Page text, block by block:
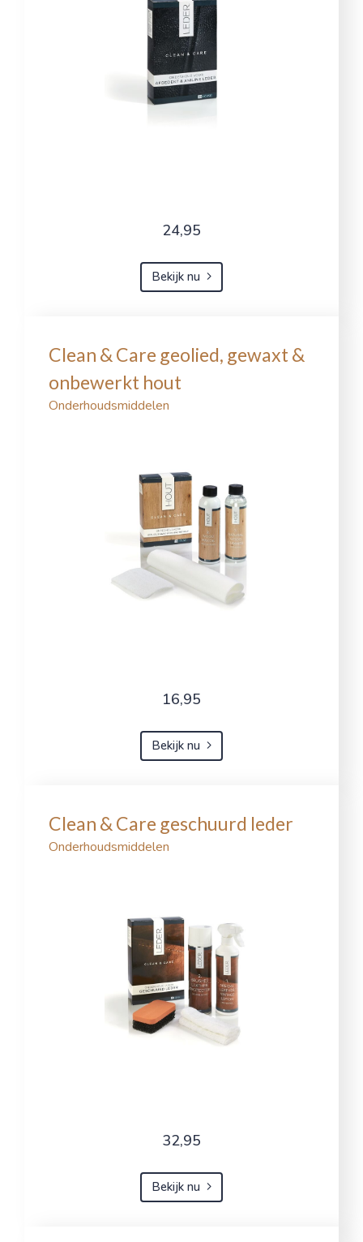
24,95
Bekijk nu
Clean & Care geolied, gewaxt &
onbewerkt hout
Onderhoudsmiddelen
16,95
Bekijk nu
Clean & Care geschuurd leder
Onderhoudsmiddelen
32,95
Bekijk nu